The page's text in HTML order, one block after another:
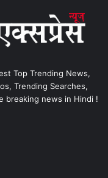
Top Trending News,
Trending Searches,
breaking news in Hindi !